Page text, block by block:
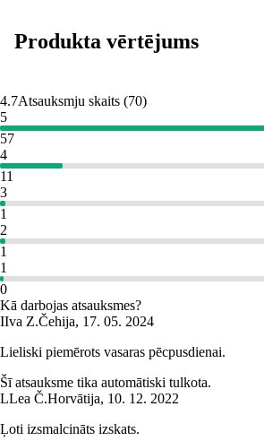
Produkta vērtējums
4.7Atsauksmju skaits (70)
5
57
4
11
3
1
2
1
1
0
Kā darbojas atsauksmes?
IIva Z.Čehija, 17. 05. 2024
Lieliski piemērots vasaras pēcpusdienai.
Šī atsauksme tika automātiski tulkota.
LLea Č.Horvātija, 10. 12. 2022
Ļoti izsmalcināts izskats.